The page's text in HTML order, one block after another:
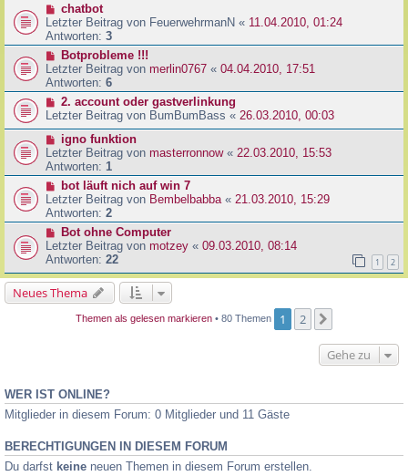
chatbot
Letzter Beitrag von FeuerwehrmanN « 11.04.2010, 01:24
Antworten: 3
Botprobleme !!!
Letzter Beitrag von merlin0767 « 04.04.2010, 17:51
Antworten: 6
2. account oder gastverlinkung
Letzter Beitrag von BumBumBass « 26.03.2010, 00:03
igno funktion
Letzter Beitrag von masterronnow« 22.03.2010, 15:53
Antworten: 1
bot läuft nich auf win 7
Letzter Beitrag von Bembelbabba « 21.03.2010, 15:29
Antworten: 2
Bot ohne Computer
Letzter Beitrag von motzey « 09.03.2010, 08:14
Antworten: 22 1 2
Neues Thema
Themen als gelesen markieren • 80 Themen 1 2
Gehe zu
WER IST ONLINE?
Mitglieder in diesem Forum: 0 Mitglieder und 11 Gäste
BERECHTIGUNGEN IN DIESEM FORUM
Du darfst keine neuen Themen in diesem Forum erstellen.